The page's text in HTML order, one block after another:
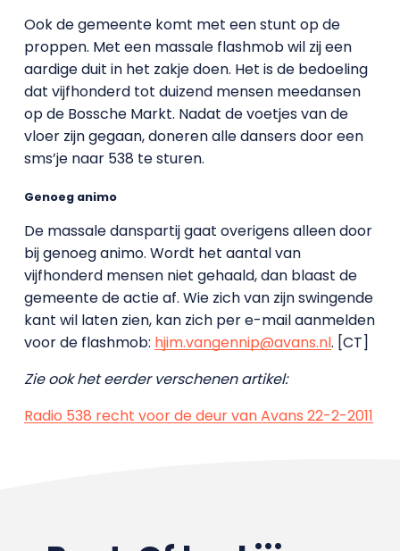
Ook de gemeente komt met een stunt op de
proppen. Met een massale flashmob wil zij een
aardige duit in het zakje doen. Het is de bedoeling
dat vijfhonderd tot duizend mensen meedansen
op de Bossche Markt. Nadat de voetjes van de
vloer zijn gegaan, doneren alle dansers door een
sms’je naar 538 te sturen.
Genoeg animo
De massale danspartij gaat overigens alleen door
bij genoeg animo. Wordt het aantal van
vijfhonderd mensen niet gehaald, dan blaast de
gemeente de actie af. Wie zich van zijn swingende
kant wil laten zien, kan zich per e-mail aanmelden
voor de flashmob: hjim.vangennip@avans.nl. [CT]
Zie ook het eerder verschenen artikel:
Radio 538 recht voor de deur van Avans 22-2-2011